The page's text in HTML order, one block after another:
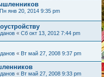
Пн янв 20, 2014 9:35 pm
« Сб окт 13, 2012 7:44 pm
« Вт май 27, 2008 9:37 pm
« Вт май 27, 2008 9:33 pm